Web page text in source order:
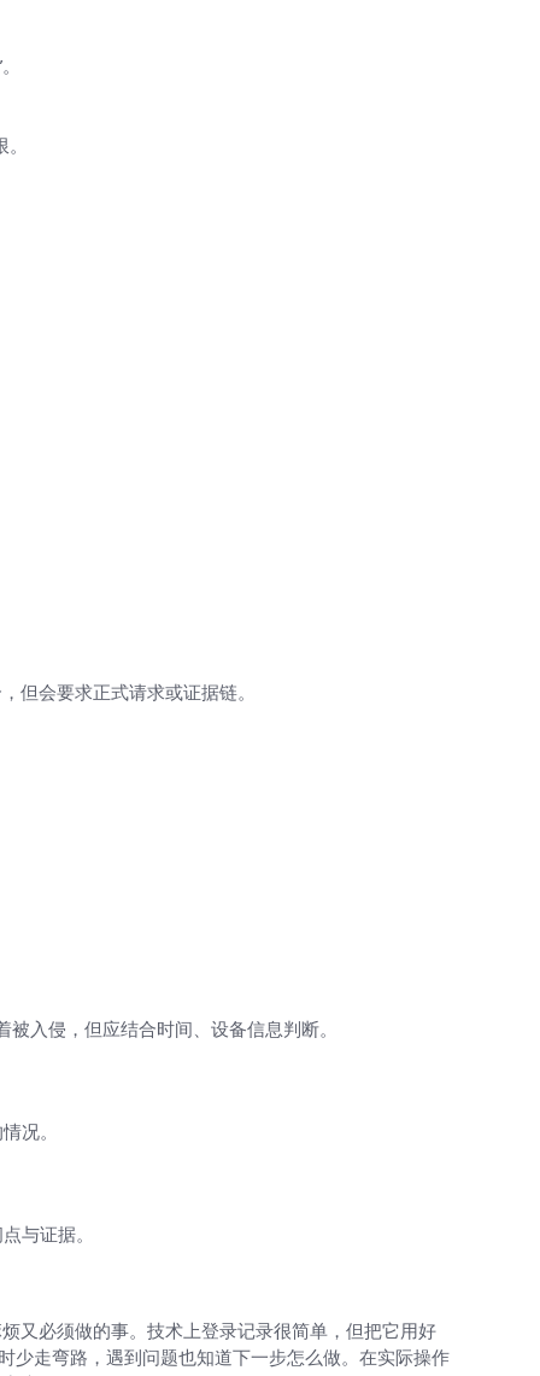
但会要求正式请求或证据链。
入侵，但应结合时间、设备信息判断。
况。
与证据。
又必须做的事。技术上登录记录很简单，但把它用好
走弯路，遇到问题也知道下一步怎么做。在实际操作